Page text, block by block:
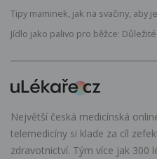
Tipy maminek, jak na svačiny,
Jídlo jako palivo pro běžce:
Největší česká medicínská
telemedicíny si klade za cíl
zdravotnictví. Tým více jak 300